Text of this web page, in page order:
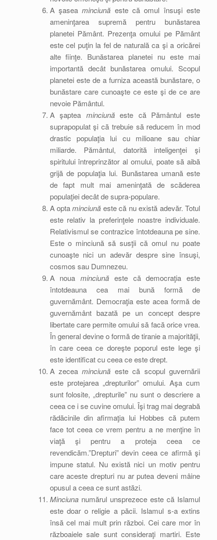
A şaseaminciună este că omul însuşi este
ameninţarea supremă pentru bunăstarea
planetei Pământ. Prezenţa omului pe Pământ
este cel puţin la fel de naturală ca şi a oricărei
alte fiinţe. Bunăstarea planetei nu este mai
importantă decât bunăstarea omului. Scopul
planetei este de a furniza această bunăstare, o
bunăstare care cunoaşte ce este şi de ce are
nevoie Pământul.
A şaptea minciunăeste că Pământul este
suprapopulat şi că trebuie să reducem în mod
drastic populaţia lui cu milioane sau chiar
miliarde. Pământul, datorită inteligenţei şi
spiritului întreprinzător al omului, poate să aibă
grijă de populaţia lui. Bunăstarea umană este
de fapt mult mai ameninţată de scăderea
populaţiei decât de supra-populare.
A optaminciună este că nu există adevăr. Totul
este relativ la preferinţele noastre individuale.
Relativismul se contrazice întotdeauna pe sine.
Este o minciună să susţii că omul nu poate
cunoaşte nici un adevăr despre sine însuşi,
cosmos sau Dumnezeu.
A noua minciună este că democraţia este
întotdeauna cea mai bună formă de
guvernământ. Democraţia este acea formă de
guvernământ bazată pe un concept despre
libertate care permite omului să facă orice vrea.
În general devine o formă de tiranie a majorităţii,
în care ceea ce doreşte poporul este lege şi
este identificat cu ceea ce este drept.
A zeceaminciună este că scopul guvernării
este protejarea „drepturilor” omului. Aşa cum
sunt folosite, „drepturile” nu sunt o descriere a
ceea ce i se cuvine omului. Îşi trag mai degrabă
rădăcinile din afirmaţia lui Hobbes că putem
face tot ceea ce vrem pentru a ne menţine în
viaţă şi pentru a proteja ceea ce
revendicăm.”Drepturi” devin ceea ce afirmă şi
impune statul. Nu există nici un motiv pentru
care aceste drepturi nu ar putea deveni mâine
opusul a ceea ce sunt astăzi.
Minciunanumărul unsprezece este că Islamul
este doar o religie a păcii. Islamul s-a extins
însă cel mai mult prin război. Cei care mor în
războaiele sale sunt consideraţi martiri. Este